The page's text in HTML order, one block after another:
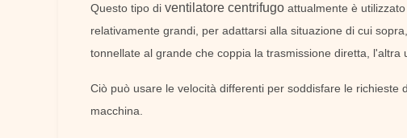
Questo tipo di ventilatore centrifugo attualmente è
relativamente grandi, per adattarsi alla situazione di cui
tonnellate al grande che coppia la trasmissione diretta, l'altra
Ciò può usare le velocità differenti per soddisfare le
macchina.